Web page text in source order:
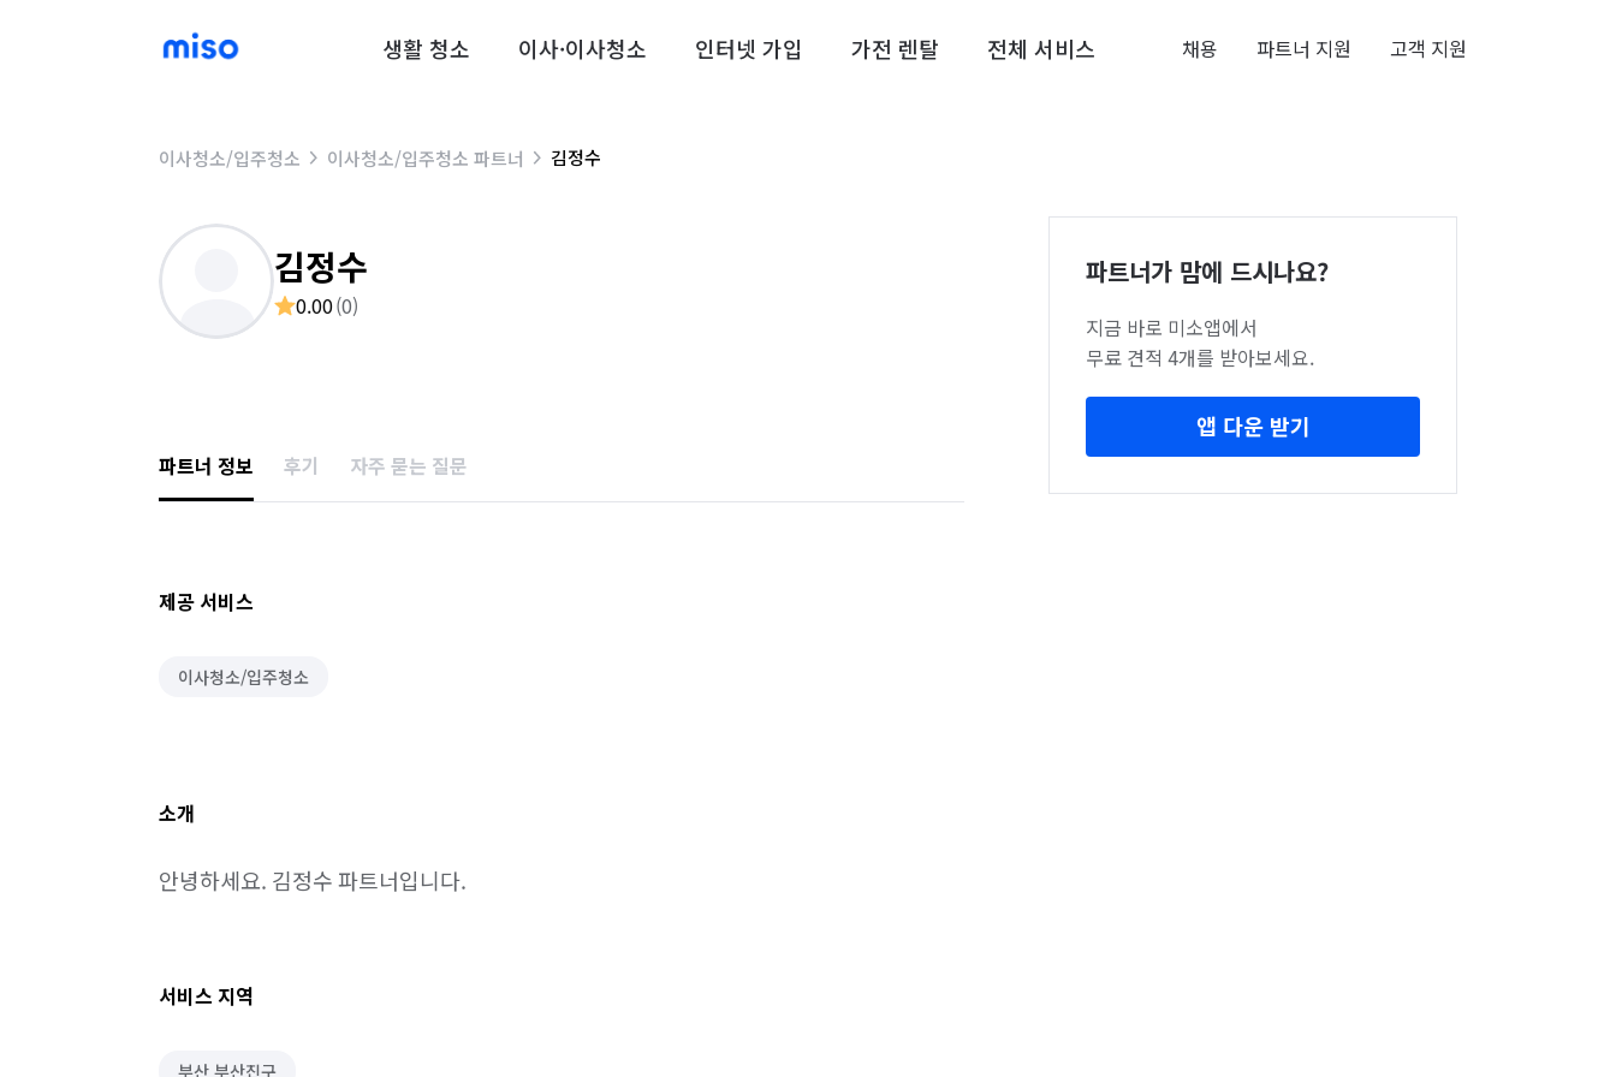
생활 청소 이사·이사청소 인터넷 가입 가전 렌탈 전체 서비스 채용 파트너 지원 고객 지원
이사청소/입주청소 이사청소/입주청소 파트너 김정수
김정수
0.00(0)
파트너 정보 후기 자주 묻는 질문
제공 서비스
이사청소/입주청소
소개
안녕하세요. 김정수 파트너입니다.
서비스 지역
부산 부산진구
파트너가 맘에 드시나요?
지금 바로 미소앱에서
무료 견적 4개를 받아보세요.
앱 다운 받기